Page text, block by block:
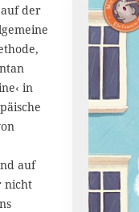
der
in
auf
nicht